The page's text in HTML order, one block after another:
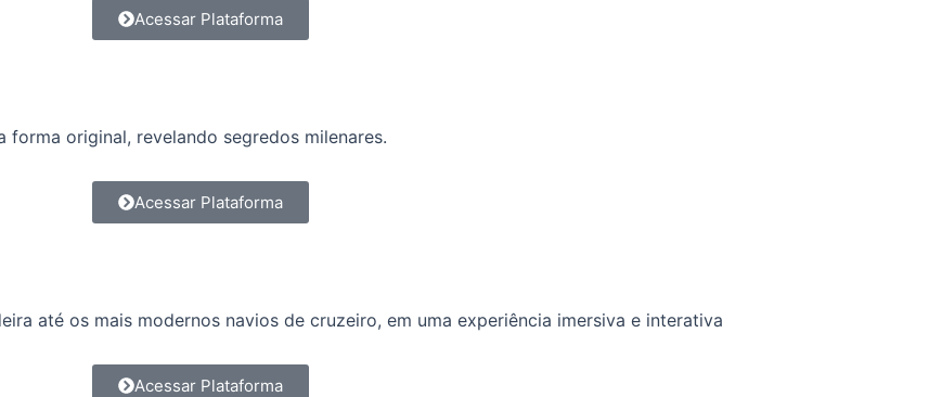
Acessar Plataforma
original, revelando segredos milenares.
Acessar Plataforma
até os mais modernos navios de cruzeiro, em uma experiência imersiva e interativa
Acessar Plataforma